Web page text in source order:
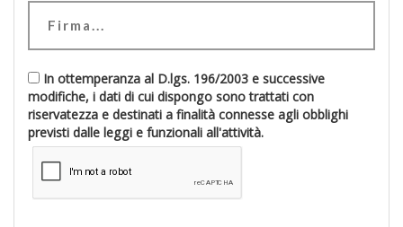
In ottemperanza al D.lgs. 196/2003 e successive
modifiche, i dati di cui dispongo sono trattati con
riservatezza e destinati a finalità connesse agli obblighi
previsti dalle leggi e funzionali all'attività.